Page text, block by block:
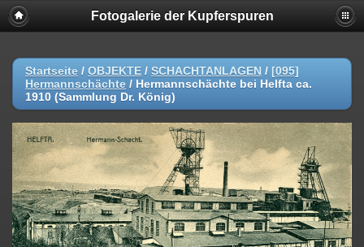
Fotogalerie der Kupferspuren
Startseite / OBJEKTE / SCHACHTANLAGEN / [095]
Hermannschächte / Hermannschächte bei Helfta ca.
1910 (Sammlung Dr. König)